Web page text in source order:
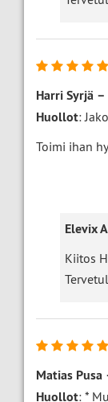
Harri Syrjä –
Huollot:
Toimi ihan
Elevix
Kiitos
Matias Pusa
Huollot: *